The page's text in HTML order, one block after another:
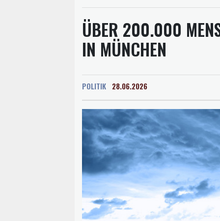
ÜBER 200.000
IN MÜNCHEN
POLITIK 28.06.2026